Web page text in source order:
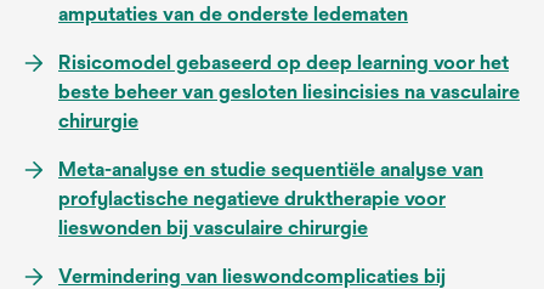
amputaties van de onderste ledematen
Risicomodel gebaseerd op deep learning voor het
beste beheer van gesloten liesincisies na vasculaire
chirurgie
Meta-analyse en studie sequentiële analyse van
profylactische negatieve druktherapie voor
lieswonden bij vasculaire chirurgie
Vermindering van lieswondcomplicaties bij